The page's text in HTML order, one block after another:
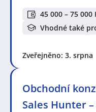
45 000 – 75 000
Vhodné také
Zveřejněno: 3. srpna
Obchodní
Sales Hunter